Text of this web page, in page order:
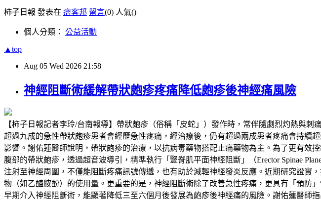
柿子日報 發表在 痞客邦 留言(0) 人氣()
個人分類： 公益活動
▲top
Aug 05 Wed 2026 21:58
神經阻斷術緩解帶狀皰疹疼痛降低皰疹後神經痛風險
【柿子日報記者李玲/台南報導】帶狀皰疹（俗稱「皮蛇」）發作時，常伴隨劇烈灼熱與
超過九成的急性帶狀皰疹患者會經歷急性疼痛，經治療後，仍有超過兩成患者疼痛會持續
影響。謝佑蓮醫師說明，帶狀皰疹的治療，以抗病毒藥物搭配止痛藥物為主。為了更有
腹部的帶狀皰疹，透過超音波導引，精準執行「豎脊肌平面神經阻斷」（Erector Spinae
注射至神經周圍，不僅能阻斷疼痛訊號傳遞，也有助於減輕神經發炎反應。近期研究證實
物（如乙醯胺酚）的使用量。更重要的是，神經阻斷術除了改善急性疼痛，更具有「預防
早期介入神經阻斷術，能顯著降低三至六個月後發展為皰疹後神經痛的風險。謝佑蓮醫師